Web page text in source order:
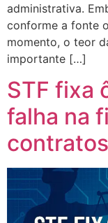
administrativa.
conforme a fonte
momento, o teor
importante […]
STF fixa
falha na